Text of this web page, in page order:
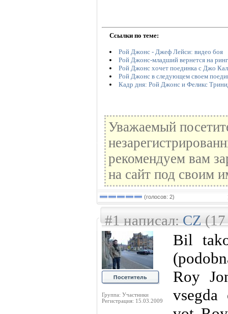
Ссылки по теме:
Рой Джонс - Джеф Лейси: видео боя
Рой Джонс-младший вернется на
Рой Джонс хочет поединка с Джо
Рой Джонс в следующем своем
Кадр дня: Рой Джонс и Феликс
Уважаемый
рекомендуем вам
на сайт под своим
(голосов: 2)
#1 написал:CZ(17
Группа: Участники
Регистрация: 15.03.2009
Bil
Roy